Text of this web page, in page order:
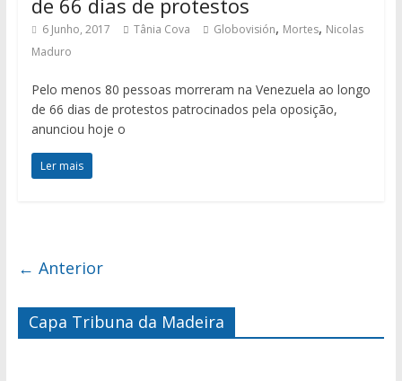
de 66 dias de protestos
6 Junho, 2017 Tânia Cova Globovisión, Mortes, Nicolas
Maduro
Pelo menos 80 pessoas morreram na Venezuela ao longo
de 66 dias de protestos patrocinados pela oposição,
anunciou hoje o
Ler mais
← Anterior
Capa Tribuna da Madeira